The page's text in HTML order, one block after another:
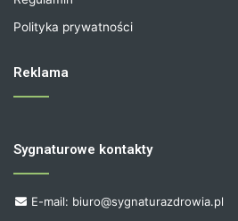
Polityka prywatności
Reklama
Sygnaturowe kontakty
E-mail: biuro@sygnaturazdrowia.pl